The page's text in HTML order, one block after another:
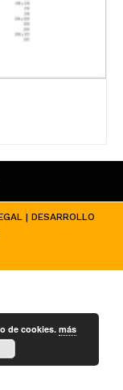
| DESARROLLO
de cookies.más